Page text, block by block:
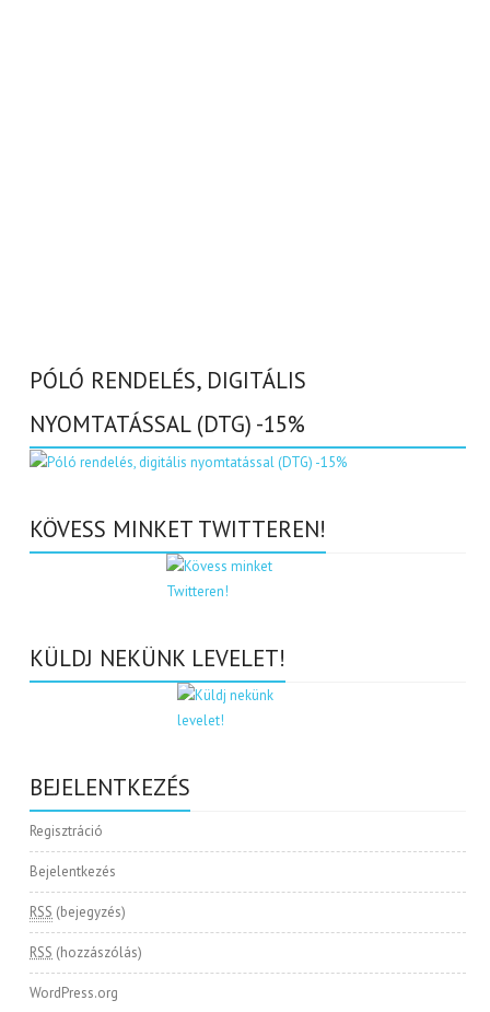
PÓLÓ RENDELÉS, DIGITÁLIS
NYOMTATÁSSAL (DTG) -15%
KÖVESS MINKET TWITTEREN!
KÜLDJ NEKÜNK LEVELET!
BEJELENTKEZÉS
Regisztráció
Bejelentkezés
RSS (bejegyzés)
RSS (hozzászólás)
WordPress.org